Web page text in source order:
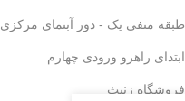
طبقه منفی یک - دور آبنمای مرکزی
ابتدای راهرو ورودی چهارم
فروشگاه زنیث